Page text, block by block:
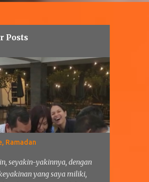
Posts
Ramadan
seyakin-yakinnya, dengan
yang saya miliki,